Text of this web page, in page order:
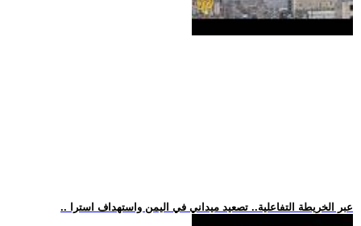
.. عبر الخريطة التفاعلية.. تصعيد ميداني في اليمن واستهداف استرا